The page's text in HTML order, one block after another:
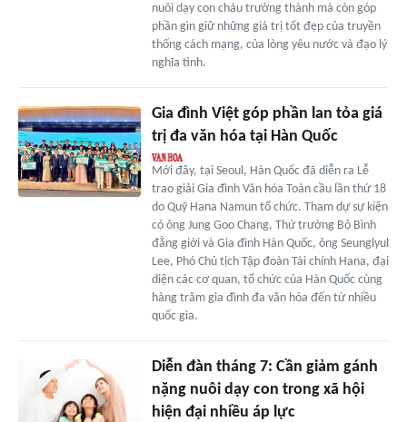
nuôi dạy con cháu trưởng thành mà còn góp
phần gìn giữ những giá trị tốt đẹp của truyền
thống cách mạng, của lòng yêu nước và đạo lý
nghĩa tình.
Gia đình Việt góp phần lan tỏa giá
trị đa văn hóa tại Hàn Quốc
Mới đây, tại Seoul, Hàn Quốc đã diễn ra Lễ
trao giải Gia đình Văn hóa Toàn cầu lần thứ 18
do Quỹ Hana Namun tổ chức. Tham dự sự kiện
có ông Jung Goo Chang, Thứ trưởng Bộ Bình
đẳng giới và Gia đình Hàn Quốc, ông Seunglyul
Lee, Phó Chủ tịch Tập đoàn Tài chính Hana, đại
diện các cơ quan, tổ chức của Hàn Quốc cùng
hàng trăm gia đình đa văn hóa đến từ nhiều
quốc gia.
Diễn đàn tháng 7: Cần giảm gánh
nặng nuôi dạy con trong xã hội
hiện đại nhiều áp lực